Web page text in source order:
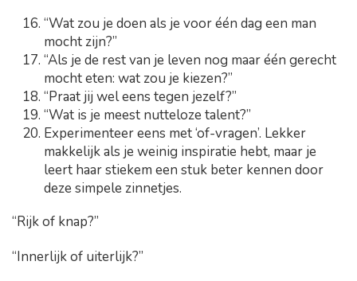
“Wat zou je doen als je voor één dag een man
mocht zijn?”
“Als je de rest van je leven nog maar één gerecht
mocht eten: wat zou je kiezen?”
“Praat jij wel eens tegen jezelf?”
“Wat is je meest nutteloze talent?”
Experimenteer eens met ‘of-vragen’. Lekker
makkelijk als je weinig inspiratie hebt, maar je
leert haar stiekem een stuk beter kennen door
deze simpele zinnetjes.
“Rijk of knap?”
“Innerlijk of uiterlijk?”